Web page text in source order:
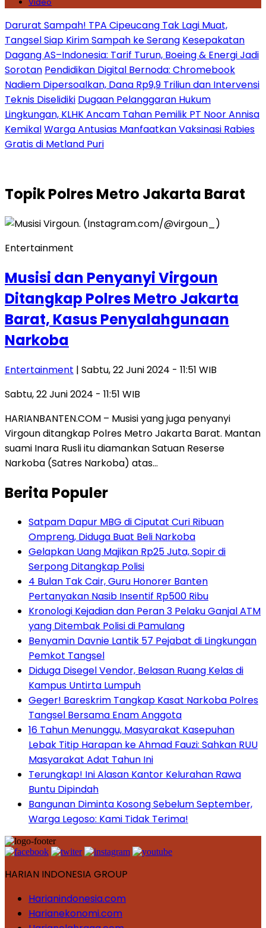
Darurat Sampah! TPA Cipeucang Tak Lagi Muat,
Tangsel Siap Kirim Sampah ke Serang Kesepakatan
Dagang AS–Indonesia: Tarif Turun, Boeing & Energi Jadi
Sorotan Pendidikan Digital Bernoda: Chromebook
Nadiem Dipersoalkan, Dana Rp9,9 Triliun dan Intervensi
Teknis Diselidiki Dugaan Pelanggaran Hukum
Lingkungan, KLHK Ancam Tahan Pemilik PT Noor Annisa
KemikalWarga Antusias Manfaatkan Vaksinasi Rabies
Gratis di Metland Puri
TopikPolres Metro Jakarta Barat
Entertainment
Musisi dan Penyanyi Virgoun
Ditangkap Polres Metro Jakarta
Barat, Kasus Penyalahgunaan
Narkoba
Entertainment | Sabtu, 22 Juni 2024 - 11:51 WIB
Sabtu, 22 Juni 2024 - 11:51 WIB
HARIANBANTEN.COM – Musisi yang juga penyanyi
Virgoun ditangkap Polres Metro Jakarta Barat. Mantan
suami Inara Rusli itu diamankan Satuan Reserse
Narkoba (Satres Narkoba) atas…
Berita Populer
Satpam Dapur MBG di Ciputat Curi Ribuan
Ompreng, Diduga Buat Beli Narkoba
Gelapkan Uang Majikan Rp25 Juta, Sopir di
Serpong Ditangkap Polisi
4 Bulan Tak Cair, Guru Honorer Banten
Pertanyakan Nasib Insentif Rp500 Ribu
Kronologi Kejadian dan Peran 3 Pelaku Ganjal ATM
yang Ditembak Polisi di Pamulang
Benyamin Davnie Lantik 57 Pejabat di Lingkungan
Pemkot Tangsel
Diduga Disegel Vendor, Belasan Ruang Kelas di
Kampus Untirta Lumpuh
Geger! Bareskrim Tangkap Kasat Narkoba Polres
Tangsel Bersama Enam Anggota
16 Tahun Menunggu, Masyarakat Kasepuhan
Lebak Titip Harapan ke Ahmad Fauzi: Sahkan RUU
Masyarakat Adat Tahun Ini
Terungkap! Ini Alasan Kantor Kelurahan Rawa
Buntu Dipindah
Bangunan Diminta Kosong Sebelum September,
Warga Legoso: Kami Tidak Terima!
HARIAN INDONESIA GROUP
Harianindonesia.com
Harianekonomi.com